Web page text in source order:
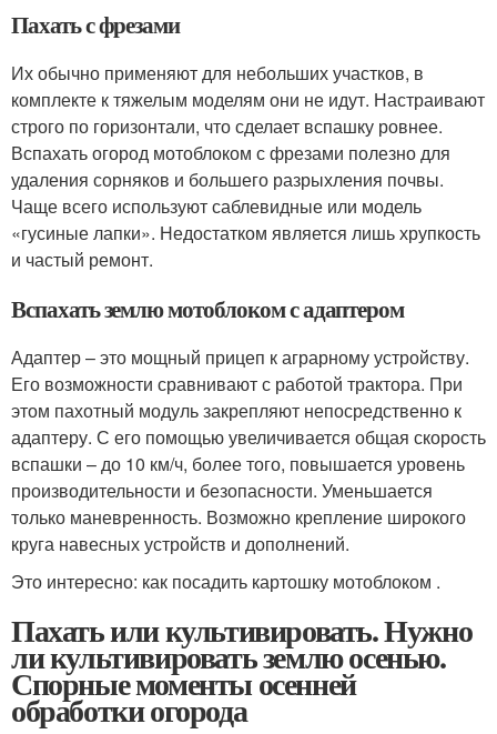
Пахать с фрезами
Их обычно применяют для небольших участков, в
комплекте к тяжелым моделям они не идут. Настраивают
строго по горизонтали, что сделает вспашку ровнее.
Вспахать огород мотоблоком с фрезами полезно для
удаления сорняков и большего разрыхления почвы.
Чаще всего используют саблевидные или модель
«гусиные лапки». Недостатком является лишь хрупкость
и частый ремонт.
Вспахать землю мотоблоком с адаптером
Адаптер – это мощный прицеп к аграрному устройству.
Его возможности сравнивают с работой трактора. При
этом пахотный модуль закрепляют непосредственно к
адаптеру. С его помощью увеличивается общая скорость
вспашки – до 10 км/ч, более того, повышается уровень
производительности и безопасности. Уменьшается
только маневренность. Возможно крепление широкого
круга навесных устройств и дополнений.
Это интересно: как посадить картошку мотоблоком .
Пахать или культивировать. Нужно
ли культивировать землю осенью.
Спорные моменты осенней
обработки огорода